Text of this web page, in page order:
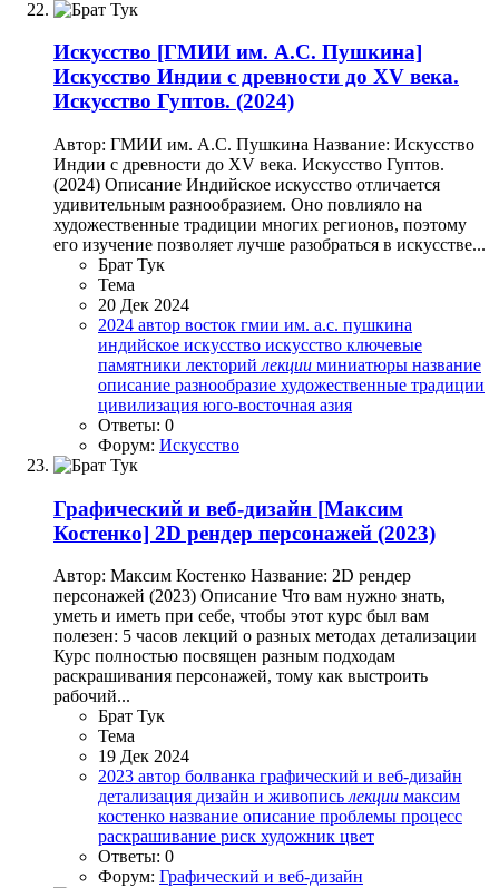
Искусство [ГМИИ им. А.С. Пушкина]
Искусство Индии с древности до XV века.
Искусство Гуптов. (2024)
Автор: ГМИИ им. А.С. Пушкина Название: Искусство
Индии с древности до XV века. Искусство Гуптов.
(2024) Описание Индийское искусство отличается
удивительным разнообразием. Оно повлияло на
художественные традиции многих регионов, поэтому
его изучение позволяет лучше разобраться в искусстве...
Брат Тук
Тема
20 Дек 2024
2024 автор восток гмии им. а.с. пушкина
индийское искусство искусство ключевые
памятники лекторий лекции миниатюры название
описание разнообразие художественные традиции
цивилизация юго-восточная азия
Ответы: 0
Форум: Искусство
Графический и веб-дизайн [Максим
Костенко] 2D рендер персонажей (2023)
Автор: Максим Костенко Название: 2D рендер
персонажей (2023) Описание Что вам нужно знать,
уметь и иметь при себе, чтобы этот курс был вам
полезен: 5 часов лекций о разных методах детализации
Курс полностью посвящен разным подходам
раскрашивания персонажей, тому как выстроить
рабочий...
Брат Тук
Тема
19 Дек 2024
2023 автор болванка графический и веб-дизайн
детализация дизайн и живопись лекции максим
костенко название описание проблемы процесс
раскрашивание риск художник цвет
Ответы: 0
Форум: Графический и веб-дизайн